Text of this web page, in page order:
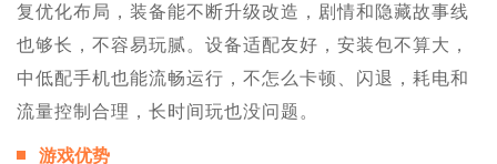
复优化布局，装备能不断升级改造，剧情和隐藏故事线
也够长，不容易玩腻。设备适配友好，安装包不算大，
中低配手机也能流畅运行，不怎么卡顿、闪退，耗电和
流量控制合理，长时间玩也没问题。
游戏优势